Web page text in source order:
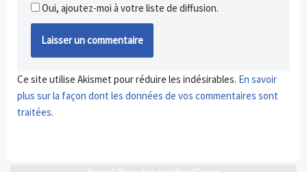
Oui, ajoutez-moi à votre liste de diffusion.
Ce site utilise Akismet pour réduire les indésirables. En savoir
plus sur la façon dont les données de vos commentaires sont
traitées.